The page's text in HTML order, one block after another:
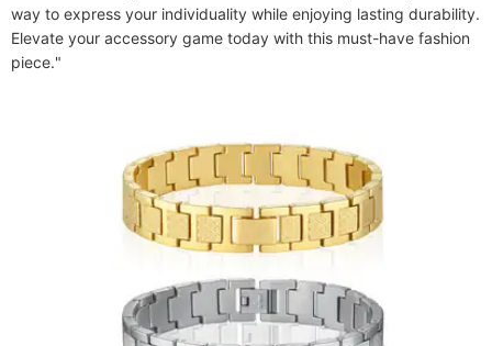
way to express your individuality while enjoying lasting durability.
Elevate your accessory game today with this must-have fashion
piece."